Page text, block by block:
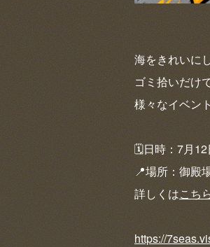
海をきれいに
ゴミ拾いだけ
様々なイベン
🗓️日時：7月12
📍場所：御殿
詳しくはこち
https://